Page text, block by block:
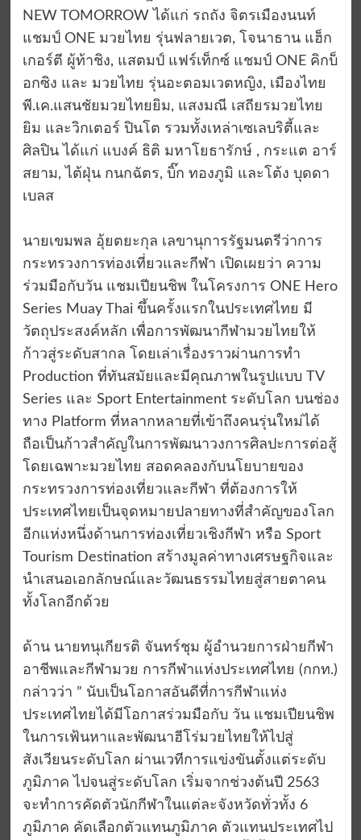
NEW TOMORROW ได้แก่ รถถัง จิตรเมืองนนท์
แชมป์ ONE มวยไทย รุ่นฟลายเวต, โจนาธาน แฮ็ก
เกอร์ตี ผู้ท้าชิง, แสตมป์ แฟร์เท็กซ์ แชมป์ ONE คิกบ็
อกซิง และ มวยไทย รุ่นอะตอมเวตหญิง, เมืองไทย
พี.เค.แสนชัยมวยไทยยิม, แสงมณี เสถียรมวยไทย
ยิม และวิกเตอร์ ปินโต รวมทั้งเหล่าเซเลบริตี้และ
ศิลปิน ได้แก่ แบงค์ ธิติ มหาโยธารักษ์ , กระแต อาร์
สยาม, ไต้ฝุ่น กนกฉัตร, บิ๊ก ทองภูมิ และโต้ง บุดดา
เบลส
นายเขมพล อุ้ยตยะกุล เลขานุการรัฐมนตรีว่าการ
กระทรวงการท่องเที่ยวและกีฬา เปิดเผยว่า ความ
ร่วมมือกับวัน แชมเปียนชิพ ในโครงการ ONE Hero
Series Muay Thai ขึ้นครั้งแรกในประเทศไทย มี
วัตถุประสงค์หลัก เพื่อการพัฒนากีฬามวยไทยให้
ก้าวสู่ระดับสากล โดยเล่าเรื่องราวผ่านการทำ
Production ที่ทันสมัยและมีคุณภาพในรูปแบบ TV
Series และ Sport Entertainment ระดับโลก บนช่อง
ทาง Platform ที่หลากหลายที่เข้าถึงคนรุ่นใหม่ได้
ถือเป็นก้าวสำคัญในการพัฒนาวงการศิลปะการต่อสู้
โดยเฉพาะมวยไทย สอดคลองกับนโยบายของ
กระทรวงการท่องเที่ยวและกีฬา ที่ต้องการให้
ประเทศไทยเป็นจุดหมายปลายทางที่สําคัญของโลก
อีกแห่งหนึ่งด้านการท่องเที่ยวเชิงกีฬา หรือ Sport
Tourism Destination สร้างมูลค่าทางเศรษฐกิจและ
นำเสนอเอกลักษณ์และวัฒนธรรมไทยสู่สายตาคน
ทั้งโลกอีกด้วย
ด้าน นายทนุเกียรติ จันทร์ชุม ผู้อำนวยการฝ่ายกีฬา
อาชีพและกีฬามวย การกีฬาแห่งประเทศไทย (กกท.)
กล่าวว่า ” นับเป็นโอกาสอันดีที่การกีฬาแห่ง
ประเทศไทยได้มีโอกาสร่วมมือกับ วัน แชมเปียนชิพ
ในการเฟ้นหาและพัฒนาฮีโร่มวยไทยให้ไปสู่
สังเวียนระดับโลก ผ่านเวทีการแข่งขันตั้งแต่ระดับ
ภูมิภาค ไปจนสู่ระดับโลก เริ่มจากช่วงต้นปี 2563
จะทำการคัดตัวนักกีฬาในแต่ละจังหวัดทั่วทั้ง 6
ภูมิภาค คัดเลือกตัวแทนภูมิภาค ตัวแทนประเทศไป